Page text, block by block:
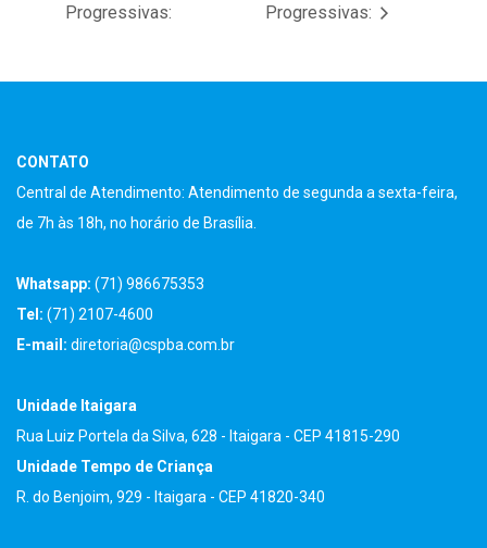
Progressivas:
Progressivas:
CONTATO
Central de Atendimento: Atendimento de segunda a sexta-feira,
de 7h às 18h, no horário de Brasília.
Whatsapp: (71) 986675353
Tel: (71) 2107-4600
E-mail: diretoria@cspba.com.br
Unidade Itaigara
Rua Luiz Portela da Silva, 628 - Itaigara - CEP 41815-290
Unidade Tempo de Criança
R. do Benjoim, 929 - Itaigara - CEP 41820-340